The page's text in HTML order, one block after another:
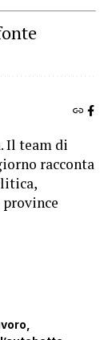
Il team di
racconta